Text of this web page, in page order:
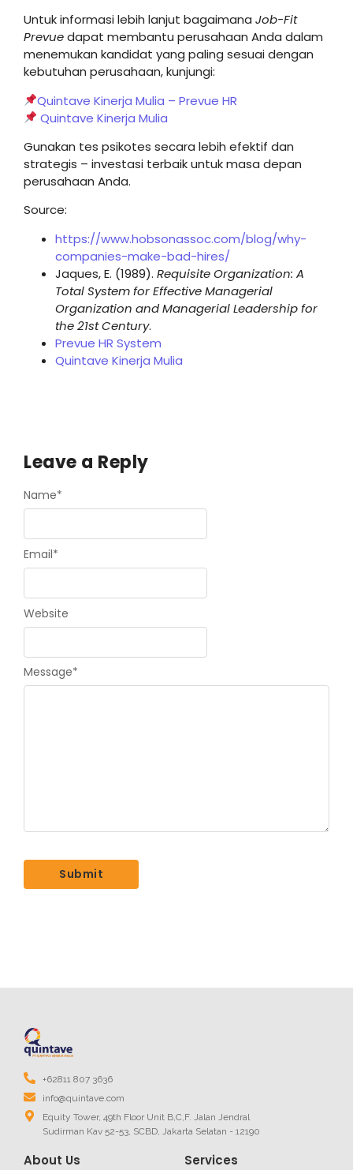
Untuk informasi lebih lanjut bagaimana Job-Fit
Prevuedapat membantu perusahaan Anda dalam
menemukan kandidat yang paling sesuai dengan
kebutuhan perusahaan, kunjungi:
Quintave Kinerja Mulia – Prevue HR
Quintave Kinerja Mulia
Gunakan tes psikotes secara lebih efektif dan
strategis – investasi terbaik untuk masa depan
perusahaan Anda.
Source:
https://www.hobsonassoc.com/blog/why-
companies-make-bad-hires/
Jaques, E. (1989). Requisite Organization: A
Total System for Effective Managerial
Organization and Managerial Leadership for
the 21st Century.
Prevue HR System
Quintave Kinerja Mulia
Leave a Reply
Message*
Name*
Email*
Website
+62811 807 3636
info@quintave.com
Equity Tower, 49th Floor Unit B,C,F. Jalan Jendral
Sudirman Kav 52-53, SCBD, Jakarta Selatan - 12190
About Us Services